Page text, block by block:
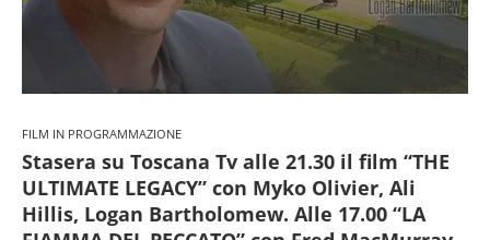
FILM IN PROGRAMMAZIONE
Stasera su Toscana Tv alle 21.30 il film “THE
ULTIMATE LEGACY” con Myko Olivier, Ali
Hillis, Logan Bartholomew. Alle 17.00 “LA